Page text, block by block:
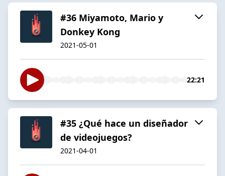
#36 Miyamoto, Mario y
Donkey Kong
2021-05-01
22:21
#35 ¿Qué hace un diseñador
de videojuegos?
2021-04-01